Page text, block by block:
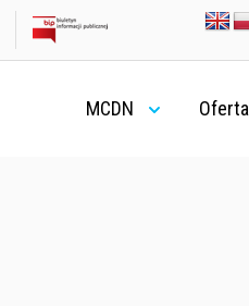
MCDN Oferta